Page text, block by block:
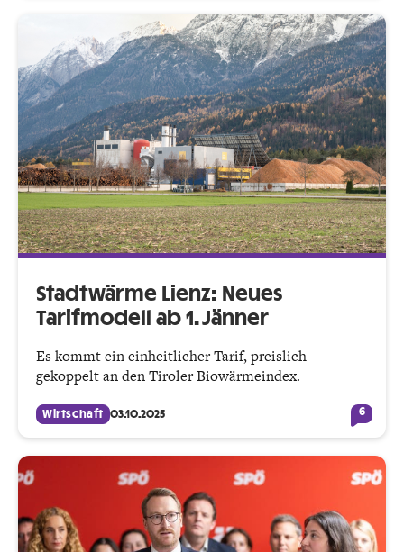
Stadtwärme Lienz: Neues
Tarifmodell ab 1. Jänner
Es kommt ein einheitlicher Tarif, preislich
gekoppelt an den Tiroler Biowärmeindex.
Wirtschaft 03.10.2025 6